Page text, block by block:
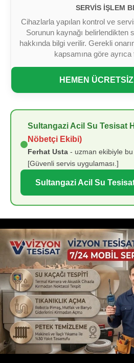
SERVIS İŞLEM
Cihazlarla yapılan kontrol ve
Sorunun kaynağı belirlendikten
hakkında bilgi verilir. Gerekli
kapsamına göre ayrıca
HEMEN
Sultangazi Acil Su Tesisat
Nöbetçi Ekibi)
Ferhat Usta - uzman ekibiyle bu
[Güvenli servis uygulaması.]
Sultangazi Acil Su